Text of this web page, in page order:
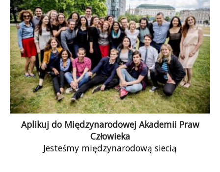
Aplikuj do Międzynarodowej Akademii Praw
Człowieka
Jesteśmy międzynarodową siecią